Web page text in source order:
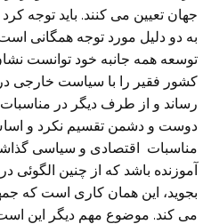
جهان تعیین می کنند. باید توجه
به دو دلیل مورد توجه همگانی
توسعه همه جانبه خود توانست
کشور فقیر را با سیاست خارجی
رساند و از طرف دیگر در مناسبات
دوست و دشمن تقسیم نکرد و
مناسبات اقتصادی و سیاسی
آموزنده باشد که از چنین
بجوید، این همان کاری است که
می کند. موضوع مهم دیگر این